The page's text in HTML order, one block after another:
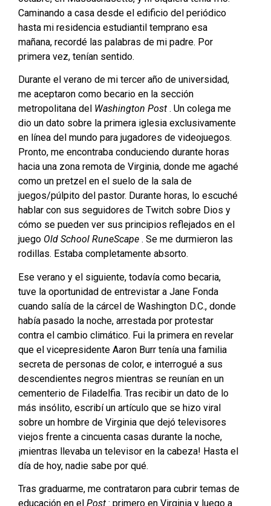
Caminando a casa desde el edificio del periódico
hasta mi residencia estudiantil temprano esa
mañana, recordé las palabras de mi padre. Por
primera vez, tenían sentido.
Durante el verano de mi tercer año de universidad,
me aceptaron como becario en la sección
metropolitana del Washington Post . Un colega me
dio un dato sobre la primera iglesia exclusivamente
en línea del mundo para jugadores de videojuegos.
Pronto, me encontraba conduciendo durante horas
hacia una zona remota de Virginia, donde me agaché
como un pretzel en el suelo de la sala de
juegos/púlpito del pastor. Durante horas, lo escuché
hablar con sus seguidores de Twitch sobre Dios y
cómo se pueden ver sus principios reflejados en el
juego Old School RuneScape . Se me durmieron las
rodillas. Estaba completamente absorto.
Ese verano y el siguiente, todavía como becaria,
tuve la oportunidad de entrevistar a Jane Fonda
cuando salía de la cárcel de Washington D.C., donde
había pasado la noche, arrestada por protestar
contra el cambio climático. Fui la primera en revelar
que el vicepresidente Aaron Burr tenía una familia
secreta de personas de color, e interrogué a sus
descendientes negros mientras se reunían en un
cementerio de Filadelfia. Tras recibir un dato de lo
más insólito, escribí un artículo que se hizo viral
sobre un hombre de Virginia que dejó televisores
viejos frente a cincuenta casas durante la noche,
¡mientras llevaba un televisor en la cabeza! Hasta el
día de hoy, nadie sabe por qué.
Tras graduarme, me contrataron para cubrir temas de
educación en el Post : primero en Virginia y luego a